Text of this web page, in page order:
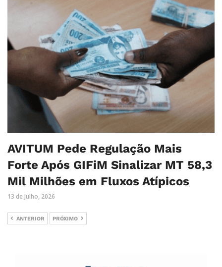
AVITUM Pede Regulação Mais
Forte Após GIFiM Sinalizar MT 58,3
Mil Milhões em Fluxos Atípicos
13 de Julho, 2026
ANTERIOR PRÓXIMO